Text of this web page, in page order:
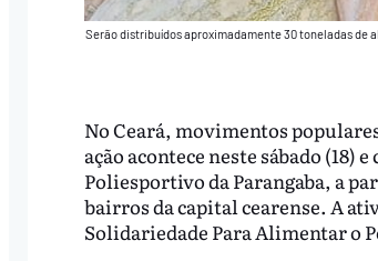
Serão distribuídos aproximadamente 30 toneladas de
No Ceará, movimentos
ação acontece neste sábado
Poliesportivo da Parangaba, a
bairros da capital cearense. A
Solidariedade Para Alimentar o